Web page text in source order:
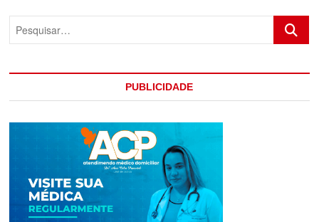
PUBLICIDADE